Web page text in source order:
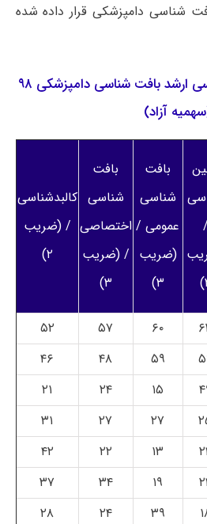
شناسی دامپزشکی قرار داده شده
نمونه کارنامه های کارشناسی ارشد بافت شناسی دامپزشکی ۹۸
آزاد)
/
بافت
شناسی
عمومی /
(ضریب
۳)
بافت
شناسی
اختصاصی
/ (ضریب
۳)
کالبدشناسی
/ (ضریب
۲)
۶۰ ۵۷
۵۲
۵۹ ۴۸
۴۶
۱۵ ۲۴
۲۱
۲۷ ۲۷
۳۱
۱۳ ۲۲
۴۲
۱۹ ۳۴
۳۷
۳۹ ۲۴
۲۸